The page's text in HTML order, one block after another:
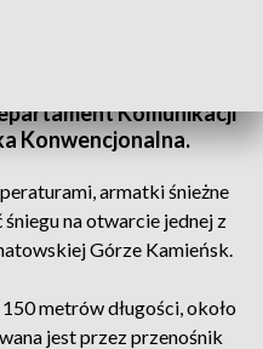
Komunikacji
Konwencjonalna.
armatki śnieżne
na otwarcie jednej z
Górze Kamieńsk.
metrów długości, około
jest przez przenośnik